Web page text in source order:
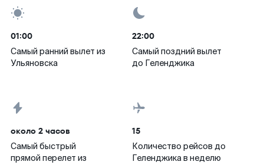
01:00
Самый ранний вылет из
Ульяновска
22:00
Самый поздний вылет
до Геленджика
около 2 часов
Самый быстрый
прямой перелет из
15
Количество рейсов до
Геленджика в неделю